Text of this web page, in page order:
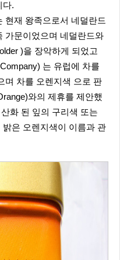
다.
현재 왕족으로서 네덜란드
가문이었으며 네덜란드와
)을 장악하게 되었고
는 유럽에 차를
며 차를 오렌지색 으로 판
와의 제휴를 제안했
화 된 잎의 구리색 또는
은 오렌지색이 이름과 관